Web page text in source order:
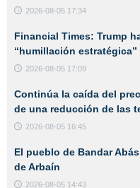
2026-08-05 17:34
Financial Times: Trump
“humillación estratégica”
2026-08-05 17:09
Continúa la caída del
de una reducción de las
2026-08-05 16:45
El pueblo de Bandar
de Arbaín
2026-08-05 14:43